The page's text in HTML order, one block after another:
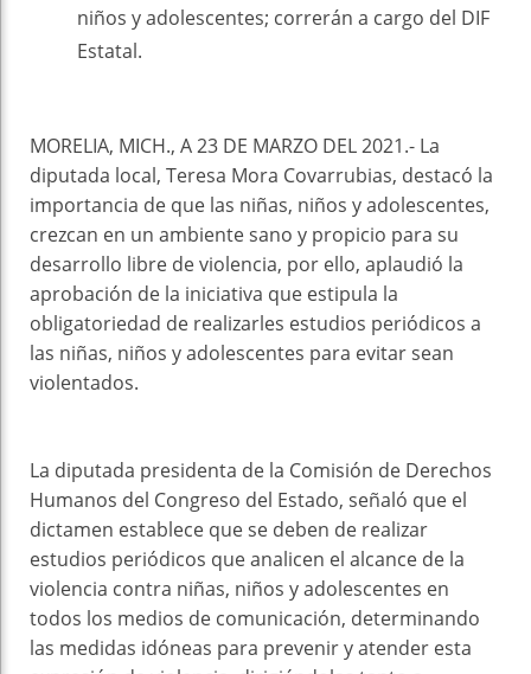
niños y adolescentes; correrán a cargo del DIF
Estatal.
MORELIA, MICH., A 23 DE MARZO DEL 2021.- La
diputada local, Teresa Mora Covarrubias, destacó la
importancia de que las niñas, niños y adolescentes,
crezcan en un ambiente sano y propicio para su
desarrollo libre de violencia, por ello, aplaudió la
aprobación de la iniciativa que estipula la
obligatoriedad de realizarles estudios periódicos a
las niñas, niños y adolescentes para evitar sean
violentados.
La diputada presidenta de la Comisión de Derechos
Humanos del Congreso del Estado, señaló que el
dictamen establece que se deben de realizar
estudios periódicos que analicen el alcance de la
violencia contra niñas, niños y adolescentes en
todos los medios de comunicación, determinando
las medidas idóneas para prevenir y atender esta